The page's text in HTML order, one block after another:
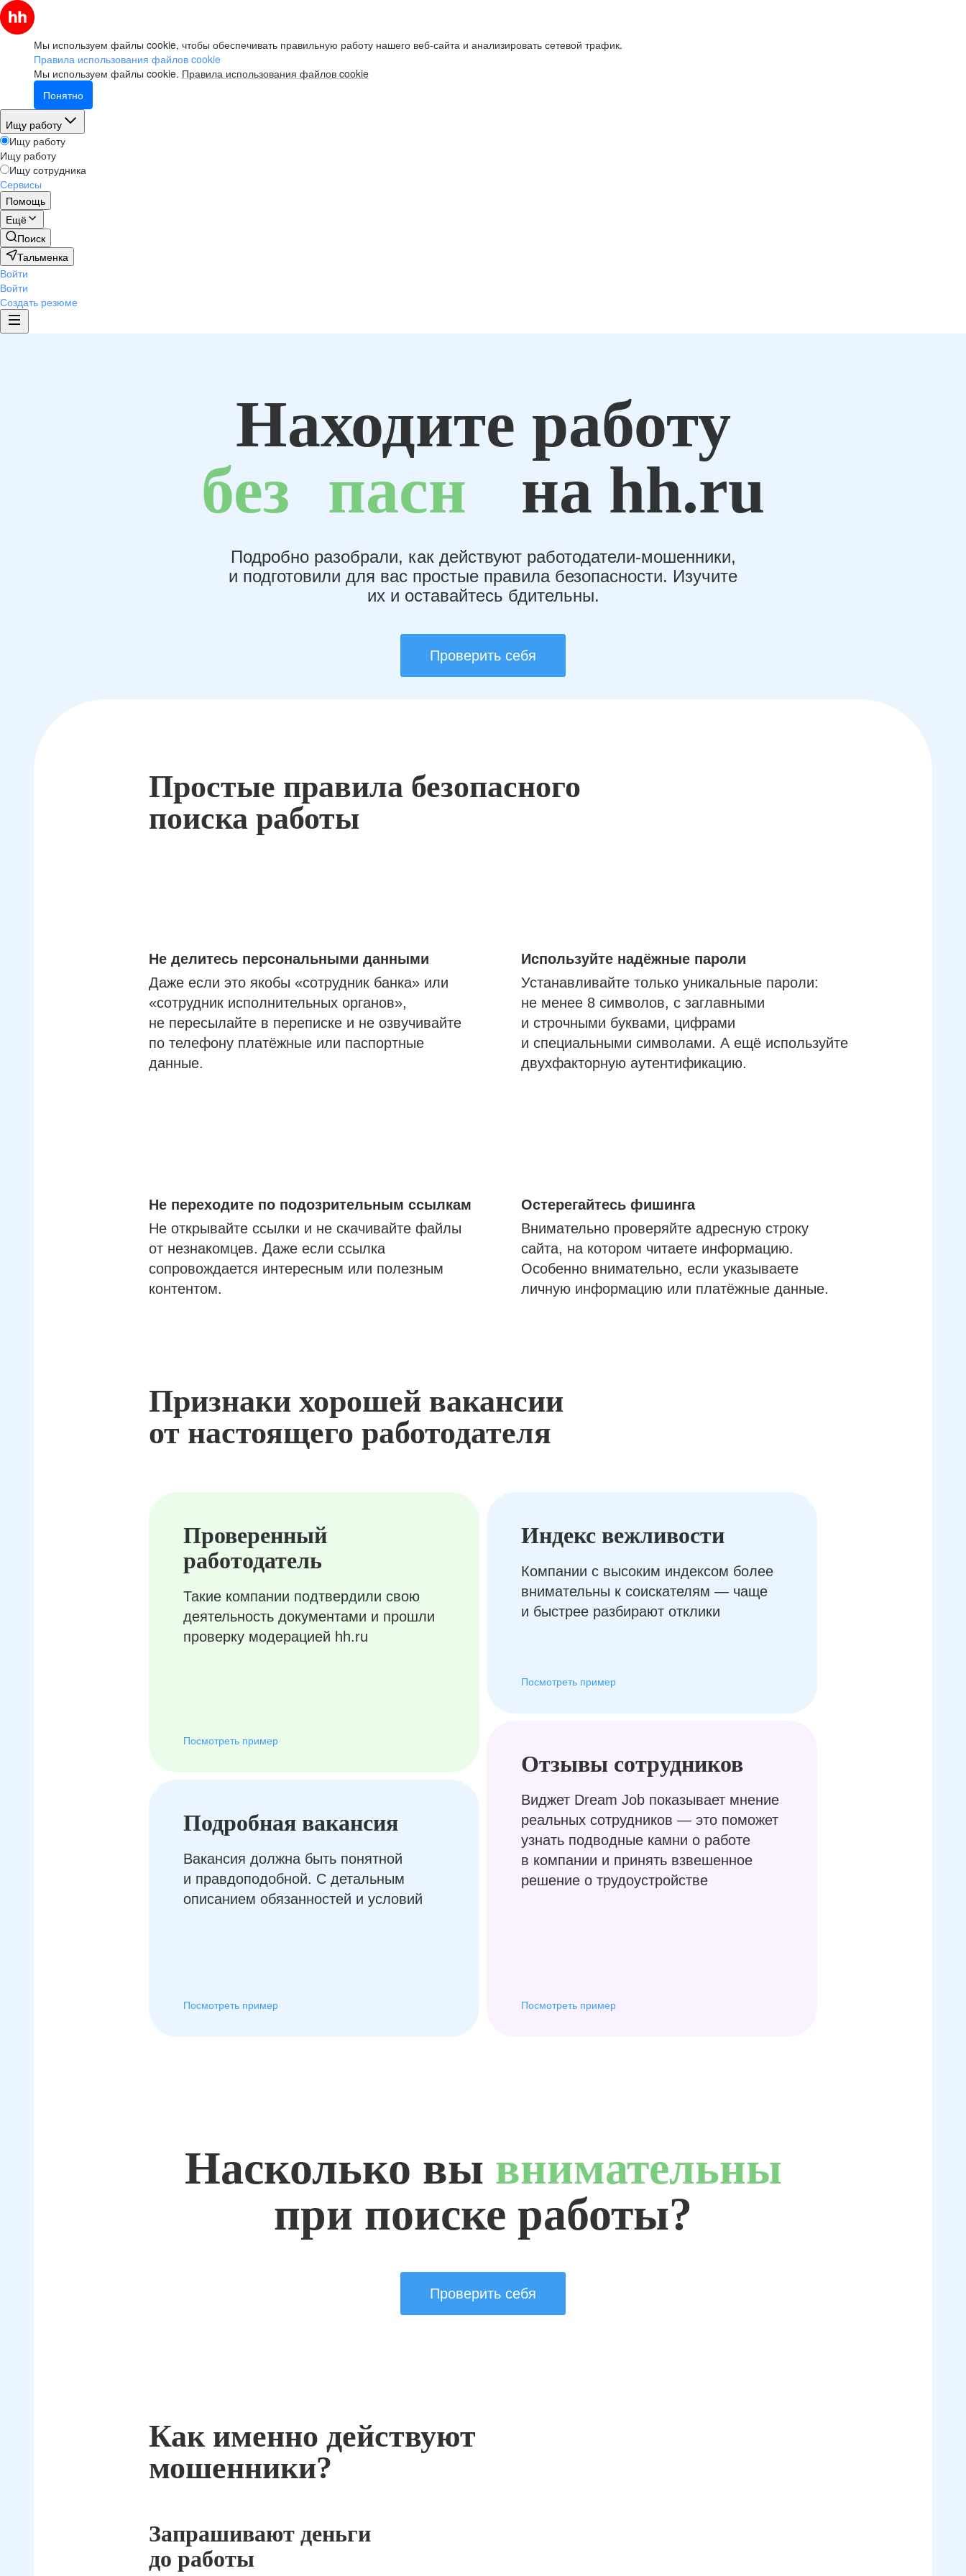
Мы используем файлы cookie, чтобы обеспечивать правильную работу нашего веб-сайта и анализировать сетевой трафик.
Правила использования файлов cookie
Мы используем файлы cookie. Правила использования файлов cookie
Понятно
Ищу работу
Ищу работу
Ищу работу
Ищу сотрудника
Сервисы
Помощь
Ещё
Поиск
Тальменка
Войти
Войти
Создать резюме
Находите работу
без пасн на hh.ru
Подробно разобрали, как действуют работодатели-мошенники,
и подготовили для вас простые правила безопасности. Изучите
их и оставайтесь бдительны.
Проверить себя
Простые правила безопасного
поиска работы
Не делитесь персональными данными
Даже если это якобы «сотрудник банка» или
«сотрудник исполнительных органов»,
не пересылайте в переписке и не озвучивайте
по телефону платёжные или паспортные
данные.
Используйте надёжные пароли
Устанавливайте только уникальные пароли:
не менее 8 символов, с заглавными
и строчными буквами, цифрами
и специальными символами. А ещё используйте
двухфакторную аутентификацию.
Не переходите по подозрительным ссылкам
Не открывайте ссылки и не скачивайте файлы
от незнакомцев. Даже если ссылка
сопровождается интересным или полезным
контентом.
Остерегайтесь фишинга
Внимательно проверяйте адресную строку
сайта, на котором читаете информацию.
Особенно внимательно, если указываете
личную информацию или платёжные данные.
Признаки хорошей вакансии
от настоящего работодателя
Проверенный
работодатель
Такие компании подтвердили свою
деятельность документами и прошли
проверку модерацией hh.ru
Посмотреть пример
Подробная вакансия
Вакансия должна быть понятной
и правдоподобной. С детальным
описанием обязанностей и условий
Посмотреть пример
Отзывы сотрудников
Виджет Dream Job показывает мнение
реальных сотрудников — это поможет
узнать подводные камни о работе
в компании и принять взвешенное
решение о трудоустройстве
Посмотреть пример
Индекс вежливости
Компании с высоким индексом более
внимательны к соискателям — чаще
и быстрее разбирают отклики
Посмотреть пример
Насколько вы внимательны
при поиске работы?
Проверить себя
Как именно действуют
мошенники?
Запрашивают деньги
до работы